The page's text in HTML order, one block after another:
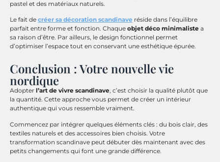
pastel et des matériaux naturels.
Le fait de créer sa décoration scandinave réside dans l’équilibre
parfait entre forme et fonction. Chaque objet déco minimaliste a
sa raison d’être. Par ailleurs, le design fonctionnel permet
d’optimiser l’espace tout en conservant une esthétique épurée.
Conclusion : Votre nouvelle vie
nordique
Adopter l’art de vivre scandinave, c’est choisir la qualité plutôt que
la quantité. Cette approche vous permet de créer un intérieur
authentique qui vous ressemble vraiment.
Commencez par intégrer quelques éléments clés : du bois clair, des
textiles naturels et des accessoires bien choisis. Votre
transformation scandinave peut débuter dès maintenant avec des
petits changements qui font une grande différence.